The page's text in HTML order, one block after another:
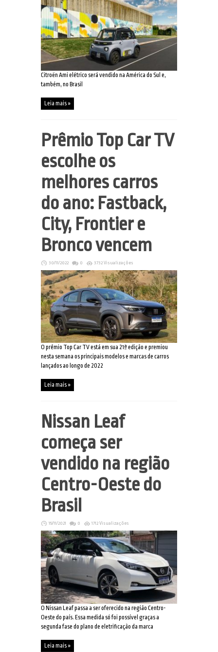
Citroën Ami elétrico será vendido na América do Sul e,
também, no Brasil
Leia mais »
Prêmio Top Car TV
escolhe os
melhores carros
do ano: Fastback,
City, Frontier e
Bronco vencem
30/11/2022 0 3732 Visualizações
O prêmio Top Car TV está em sua 21ª edição e premiou
nesta semana os principais modelos e marcas de carros
lançados ao longo de 2022
Leia mais »
Nissan Leaf
começa ser
vendido na região
Centro-Oeste do
Brasil
15/11/2021 0 1712 Visualizações
O Nissan Leaf passa a ser oferecido na região Centro-
Oeste do país. Essa medida só foi possível graças a
segunda fase do plano de eletrificação da marca
Leia mais »